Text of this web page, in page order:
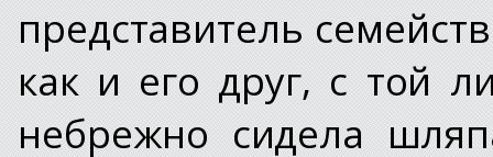
представитель
как и его друг, с той
небрежно сидела